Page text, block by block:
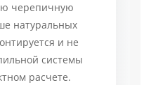
черепичную
натуральных
и не
системы
расчете.